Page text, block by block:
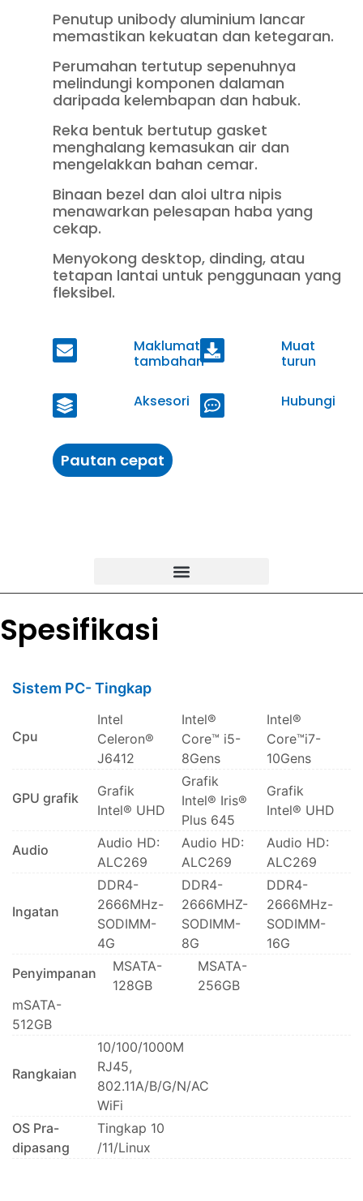
Penutup unibody aluminium lancar
memastikan kekuatan dan ketegaran.
Perumahan tertutup sepenuhnya
melindungi komponen dalaman
daripada kelembapan dan habuk.
Reka bentuk bertutup gasket
menghalang kemasukan air dan
mengelakkan bahan cemar.
Binaan bezel dan aloi ultra nipis
menawarkan pelesapan haba yang
cekap.
Menyokong desktop, dinding, atau
tetapan lantai untuk penggunaan yang
fleksibel.
Maklumat
tambahan
Muat
turun
Aksesori Hubungi
Pautan cepat
Spesifikasi
Sistem PC- Tingkap
Cpu
Intel
Celeron®
J6412
Intel®
Core™ i5-
8Gens
Intel®
Core™i7-
10Gens
GPU grafik
Grafik
Intel® UHD
Grafik
Intel® Iris®
Plus 645
Grafik
Intel® UHD
Audio
Audio HD:
ALC269
Audio HD:
ALC269
Audio HD:
ALC269
Ingatan
DDR4-
2666MHz-
SODIMM-
4G
DDR4-
2666MHZ-
SODIMM-
8G
DDR4-
2666MHz-
SODIMM-
16G
Penyimpanan
MSATA-
128GB
MSATA-
256GB
mSATA-
512GB
Rangkaian
10/100/1000M
RJ45,
802.11A/B/G/N/AC
WiFi
OS Pra-
dipasang
Tingkap 10
/11/Linux